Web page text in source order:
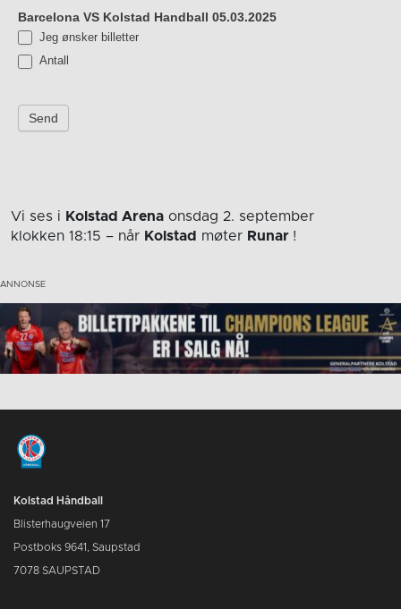
Barcelona VS Kolstad Handball 05.03.2025
Jeg ønsker billetter
Antall
Send
Vi ses i Kolstad Arena onsdag 2. september
klokken 18:15 – når Kolstad møter Runar !
Kolstad Håndball
Blisterhaugveien 17
Postboks 9641, Saupstad
7078 SAUPSTAD